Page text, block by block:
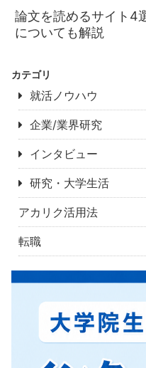
論文を読めるサイト4
についても解説
カテゴリ
就活ノウハウ
企業/業界研究
インタビュー
研究・大学生活
アカリク活用法
転職